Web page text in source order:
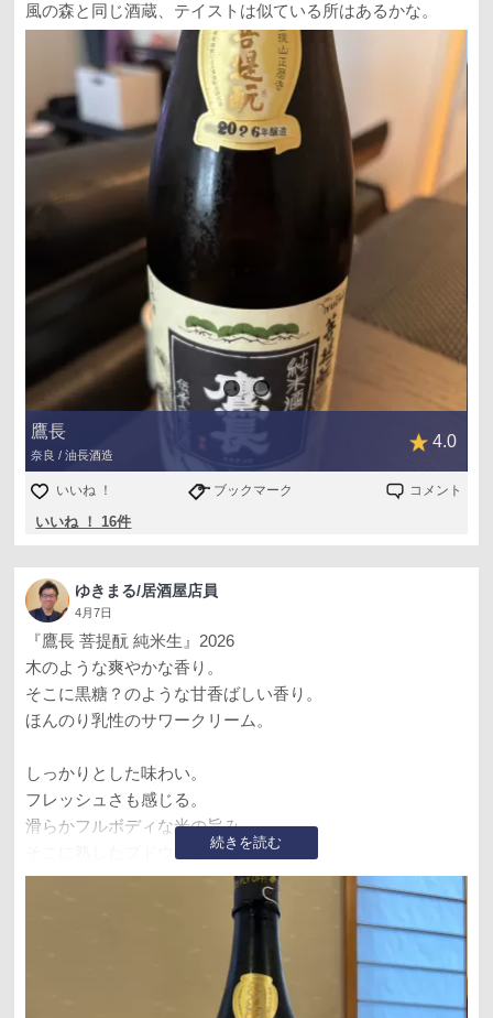
風の森と同じ酒蔵、テイストは似ている所はあるかな。
鷹長
奈良 / 油長酒造
4.0
いいね ！ ブックマーク コメント
いいね ！ 16件
ゆきまる/居酒屋店員
4月7日
続きを読む
『鷹長 菩提酛 純米生』2026
木のような爽やかな香り。
そこに黒糖？のような甘香ばしい香り。
ほんのり乳性のサワークリーム。
しっかりとした味わい。
フレッシュさも感じる。
滑らかフルボディな米の旨み。
そこに熟したブドウのようなコク。
乳性？の強いピリッと酸味。
クラシカルな味わいながらも
果実を醸し出す味わいやフレッシュさも感じる。